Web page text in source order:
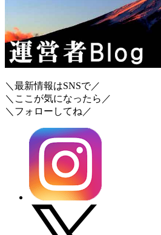
＼最新情報はSNSで／
＼ここが気になったら／
＼フォローしてね／